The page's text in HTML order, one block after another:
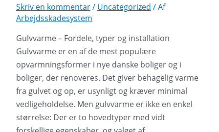
Skriv en kommentar/ Uncategorized / Af
Arbejdsskadesystem
Gulvvarme – Fordele, typer og installation
Gulvvarme er en af de mest populære
opvarmningsformer i nye danske boliger og i
boliger, der renoveres. Det giver behagelig varme
fra gulvet og op, er usynligt og kræver minimal
vedligeholdelse. Men gulvvarme er ikke en enkel
størrelse: Der er to hovedtyper med vidt